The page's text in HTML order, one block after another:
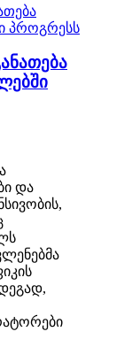
და